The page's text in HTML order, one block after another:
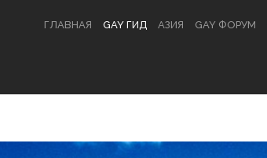
ГЛАВНАЯ GAY ГИД АЗИЯ GAY ФОРУМ